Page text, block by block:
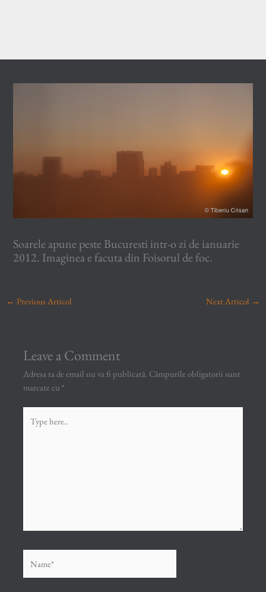
Soarele apune peste Bucuresti intr-o zi de ianuarie
2012. Imaginea e facuta din Foisorul de foc.
← Previous Articol Next Articol →
Leave a Comment
Adresa ta de email nu va fi publicată. Câmpurile obligatorii sunt
marcate cu *
here..